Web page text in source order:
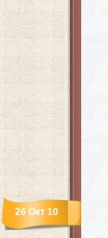
26 Окт 10